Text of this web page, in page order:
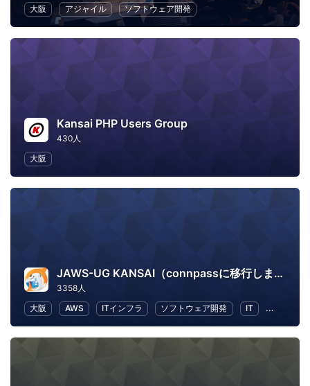
大阪
アジャイル ソフトウェア開発
Kansai PHP Users Group
430人
大阪
JAWS-UG KANSAI（connpassに移行しました）
3358人
大阪
AWS ITインフラ ソフトウェア開発 IT IT ソリュ